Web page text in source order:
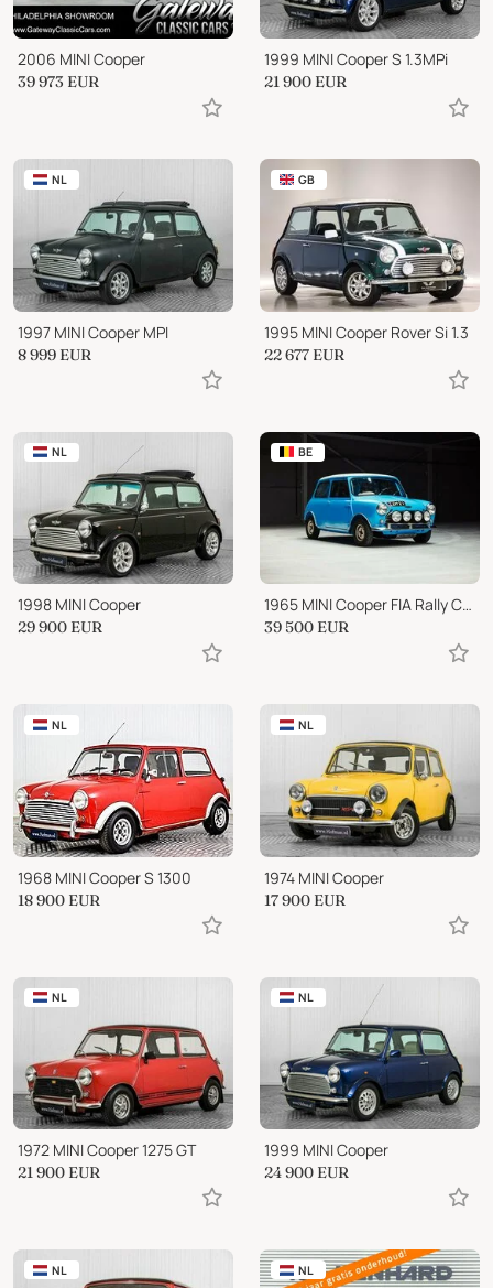
2006 MINI Cooper
39 973 EUR
1999 MINI Cooper S 1.3MPi
21 900 EUR
NL
1997 MINI Cooper MPI
8 999 EUR
GB
1995 MINI Cooper Rover Si 1.3
22 677 EUR
NL
1998 MINI Cooper
29 900 EUR
BE
1965 MINI Cooper FIA Rally Car
39 500 EUR
NL
1968 MINI Cooper S 1300
18 900 EUR
NL
1974 MINI Cooper
17 900 EUR
NL
1972 MINI Cooper 1275 GT
21 900 EUR
NL
1999 MINI Cooper
24 900 EUR
NL NL